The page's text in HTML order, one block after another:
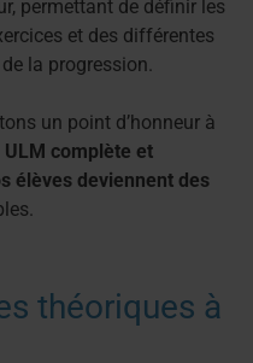
permettant de définir les
et des différentes
la progression.
un point d’honneur à
complète et
élèves deviennent des
théoriques à